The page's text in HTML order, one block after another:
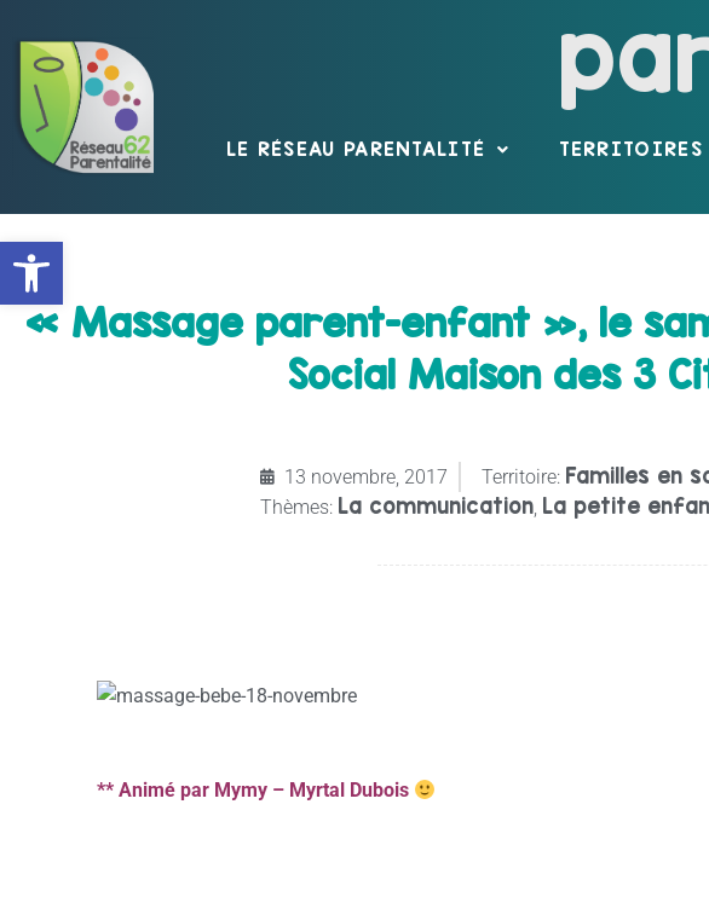
Ouvrir la barre d’outils
LE RÉSEAU PARENTALITÉ TERRITOIRES
« Massage parent-enfant », le
Social Maison des 3
13 novembre, 2017 Territoire: Familles en
Thèmes: La communication, La petite
** Animé par Mymy – Myrtal Dubois